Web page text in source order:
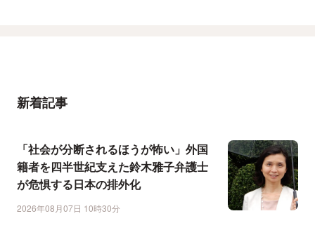
新着記事
「社会が分断されるほうが怖い」外国
籍者を四半世紀支えた鈴木雅子弁護士
が危惧する日本の排外化
2026年08月07日 10時30分